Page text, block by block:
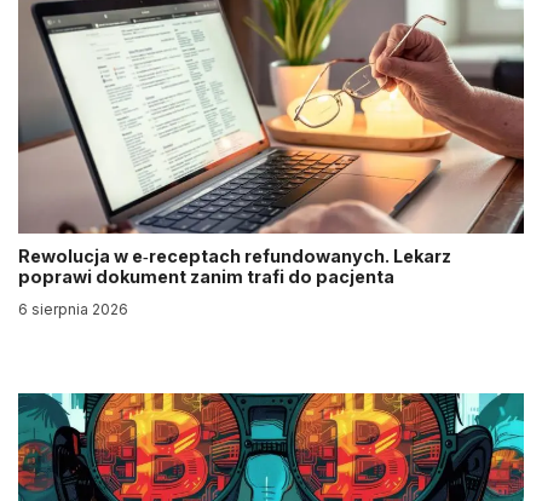
Rewolucja w e‑receptach refundowanych. Lekarz
poprawi dokument zanim trafi do pacjenta
6 sierpnia 2026